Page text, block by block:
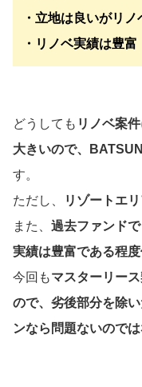
・立地は良いがリ
・リノベ実績は豊富
どうしても リノベ案
大きいので、
す。
ただし、
リゾートエ
また、 過去ファンド
実績は豊富である程
今回もマスターリー
ので、劣後部分を除
ンなら問題ないので